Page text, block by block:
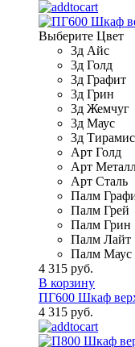
Выберите Цвет
3д Айс
3д Голд
3д Графит
3д Грин
3д Жемчуг
3д Маус
3д
Арт Голд
Арт
Арт Сталь
Палм
Палм Грей
Палм Грин
Палм Лайт
Палм Маус
4 315 руб.
В корзину
ПГ600 Шкаф
4 315 руб.